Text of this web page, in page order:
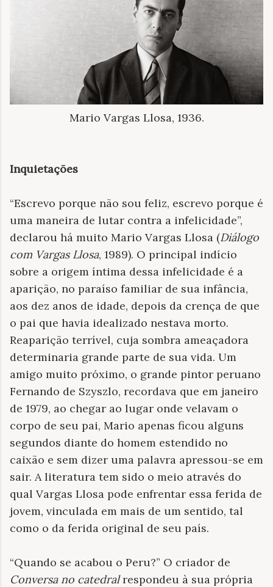
Mario Vargas Llosa, 1936.
Inquietações
“Escrevo porque não sou feliz, escrevo porque é
uma maneira de lutar contra a infelicidade”,
declarou há muito Mario Vargas Llosa (Diálogo
com Vargas Llosa, 1989). O principal indício
sobre a origem íntima dessa infelicidade é a
aparição, no paraíso familiar de sua infância,
aos dez anos de idade, depois da crença de que
o pai que havia idealizado nestava morto.
Reaparição terrível, cuja sombra ameaçadora
determinaria grande parte de sua vida. Um
amigo muito próximo, o grande pintor peruano
Fernando de Szyszlo, recordava que em janeiro
de 1979, ao chegar ao lugar onde velavam o
corpo de seu pai, Mario apenas ficou alguns
segundos diante do homem estendido no
caixão e sem dizer uma palavra apressou-se em
sair. A literatura tem sido o meio através do
qual Vargas Llosa pode enfrentar essa ferida de
jovem, vinculada em mais de um sentido, tal
como o da ferida original de seu país.
“Quando se acabou o Peru?” O criador de
Conversa no catedralrespondeu à sua própria